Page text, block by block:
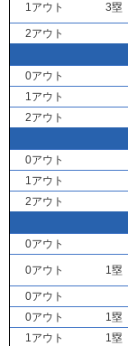
1アウト 3塁
2アウト
0アウト
1アウト
2アウト
0アウト
1アウト
2アウト
0アウト
0アウト 1塁
0アウト
0アウト
1塁
1アウト
1塁